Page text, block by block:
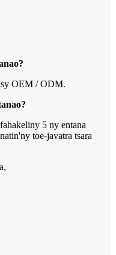
OEM / ODM.
5 ny entana
toe-javatra tsara